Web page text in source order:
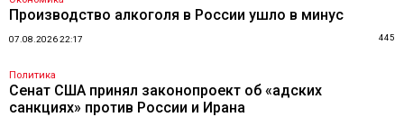
Производство алкоголя в России ушло в минус
07.08.2026 22:17 445
Политика
Сенат США принял законопроект об «адских
санкциях» против России и Ирана